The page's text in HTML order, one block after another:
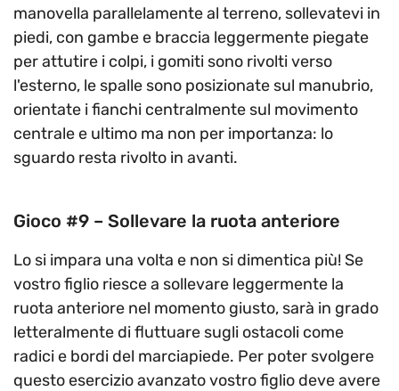
manovella parallelamente al terreno, sollevatevi in
piedi, con gambe e braccia leggermente piegate
per attutire i colpi, i gomiti sono rivolti verso
l'esterno, le spalle sono posizionate sul manubrio,
orientate i fianchi centralmente sul movimento
centrale e ultimo ma non per importanza: lo
sguardo resta rivolto in avanti.
Gioco #9 – Sollevare la ruota anteriore
Lo si impara una volta e non si dimentica più! Se
vostro figlio riesce a sollevare leggermente la
ruota anteriore nel momento giusto, sarà in grado
letteralmente di fluttuare sugli ostacoli come
radici e bordi del marciapiede. Per poter svolgere
questo esercizio avanzato vostro figlio deve avere